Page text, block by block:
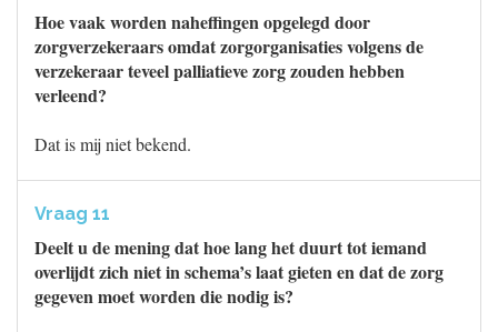
Hoe vaak worden naheffingen opgelegd door
zorgverzekeraars omdat zorgorganisaties volgens de
verzekeraar teveel palliatieve zorg zouden hebben
verleend?
Dat is mij niet bekend.
Vraag 11
Deelt u de mening dat hoe lang het duurt tot iemand
overlijdt zich niet in schema’s laat gieten en dat de zorg
gegeven moet worden die nodig is?